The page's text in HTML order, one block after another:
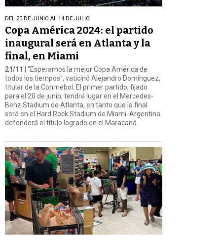
DEL 20 DE JUNIO AL 14 DE JULIO
Copa América 2024: el partido
inaugural será en Atlanta y la
final, en Miami
21/11
| "Esperamos la mejor Copa América de
todos los tiempos", vaticinó Alejandro Domínguez,
titular de la Conmebol. El primer partido, fijado
para el 20 de junio, tendrá lugar en el Mercedes-
Benz Stadium de Atlanta, en tanto que la final
será en el Hard Rock Stadium de Miami. Argentina
defenderá el título logrado en el Maracaná.